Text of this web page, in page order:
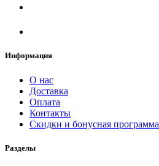
Информация
О нас
Доставка
Оплата
Контакты
Скидки и бонусная программа
Разделы